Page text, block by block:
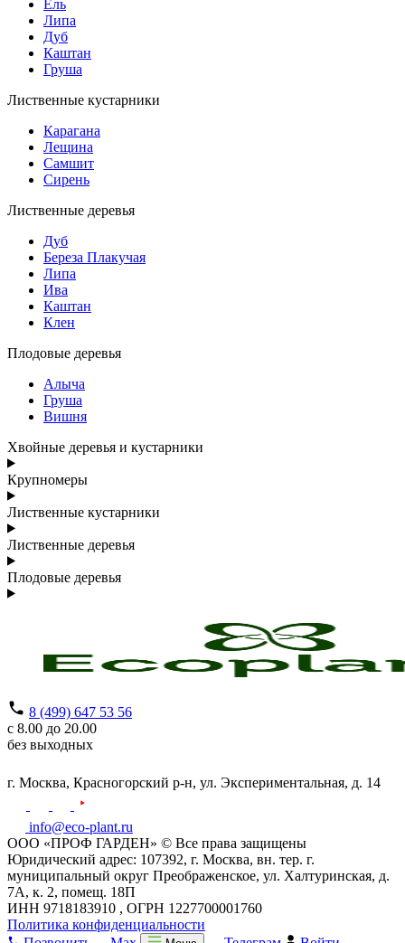
Ель
Липа
Дуб
Каштан
Груша
Лиственные кустарники
Карагана
Лещина
Самшит
Сирень
Лиственные деревья
Дуб
Береза Плакучая
Липа
Ива
Каштан
Клен
Плодовые деревья
Алыча
Груша
Вишня
Хвойные деревья и кустарники
Крупномеры
Лиственные кустарники
Лиственные деревья
Плодовые деревья
8 (499) 647 53 56
с 8.00 до 20.00
без выходных
г. Москва, Красногорский р-н, ул. Экспериментальная, д. 14
info@eco-plant.ru
ООО «ПРОФ ГАРДЕН» © Все права защищены
Юридический адрес: 107392, г. Москва, вн. тер. г.
муниципальный округ Преображенское, ул. Халтуринская, д.
7А, к. 2, помещ. 18П
ИНН 9718183910 , ОГРН 1227700001760
Политика конфиденциальности